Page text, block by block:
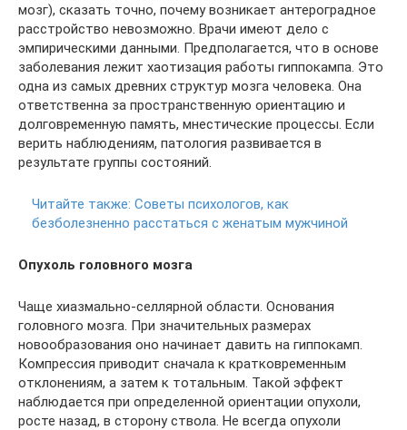
мозг), сказать точно, почему возникает антероградное
расстройство невозможно. Врачи имеют дело с
эмпирическими данными. Предполагается, что в основе
заболевания лежит хаотизация работы гиппокампа. Это
одна из самых древних структур мозга человека. Она
ответственна за пространственную ориентацию и
долговременную память, мнестические процессы. Если
верить наблюдениям, патология развивается в
результате группы состояний.
Читайте также: Советы психологов, как
безболезненно расстаться с женатым мужчиной
Опухоль головного мозга
Чаще хиазмально-селлярной области. Основания
головного мозга. При значительных размерах
новообразования оно начинает давить на гиппокамп.
Компрессия приводит сначала к кратковременным
отклонениям, а затем к тотальным. Такой эффект
наблюдается при определенной ориентации опухоли,
росте назад, в сторону ствола. Не всегда опухоли